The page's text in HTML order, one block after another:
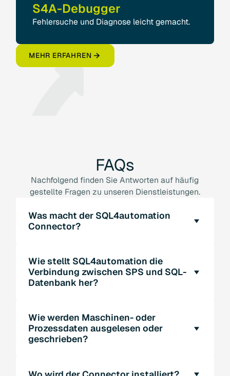
S4A-Debugger
Fehlersuche und Diagnose leicht gemacht.
MEHR ERFAHREN
FAQs
Nachfolgend finden Sie Antworten auf häufig
gestellte Fragen zu unseren Dienstleistungen.
Was macht der SQL4automation
Connector?
Ihre SPS, Roboter oder
Automatisierungsgeräte direkt mit einer SQL-
Datenbank (z. B. Microsoft SQL, MySQL,
Prozessdatenerfassung, MES-Anbindung oder
Industrie 4.0-Projekte, ohne Middleware oder
OPC-Server.
Wie stellt SQL4automation die
Verbindung zwischen SPS und SQL-
Datenbank her?
zwischen Automatisierungsgeräten und SQL-
Datenbanken her. Über TCP/IP kommuniziert
der Connector mit Ihrer SPS, die Verbindung
Schnittstelle. So entsteht ein direkter
Wie werden Maschinen- oder
Prozessdaten ausgelesen oder
geschrieben?